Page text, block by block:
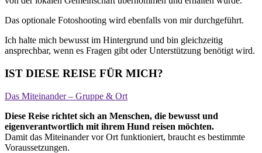
Das optionale Fotoshooting wird ebenfalls von mir durchgeführt.
Ich halte mich bewusst im Hintergrund und bin gleichzeitig
ansprechbar, wenn es Fragen gibt oder Unterstützung benötigt wird.
IST DIESE REISE FÜR MICH?
Das Miteinander – Gruppe & Ort
Diese Reise richtet sich an Menschen, die bewusst und
eigenverantwortlich mit ihrem Hund reisen möchten.
Damit das Miteinander vor Ort funktioniert, braucht es bestimmte
Voraussetzungen.